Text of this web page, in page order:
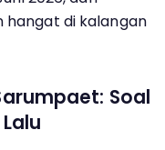
hangat di kalangan
Soal